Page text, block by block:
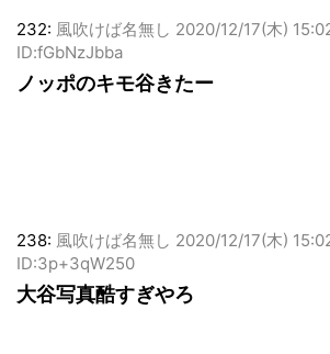
232: 風吹けば名無し 2020/12/17(木)
ID:fGbNzJbba
ノッポのキモ谷きたー
238: 風吹けば名無し 2020/12/17(木)
ID:3p+3qW250
大谷写真酷すぎやろ